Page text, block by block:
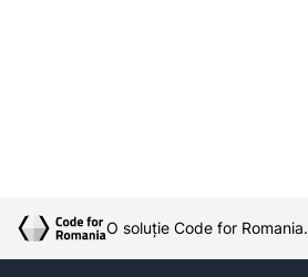
O soluție Code for Romania.